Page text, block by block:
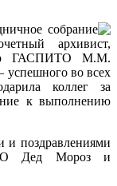
собрание
архивист,
ГАСПИТО М.М.
успешного во всех
коллег за
к выполнению
поздравлениями
Дед Мороз и